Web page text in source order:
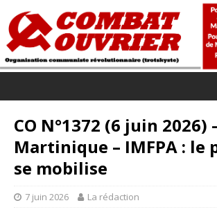
CO N°1372 (6 juin 2026)
Martinique – IMFPA : le
se mobilise
7 juin 2026 La rédaction